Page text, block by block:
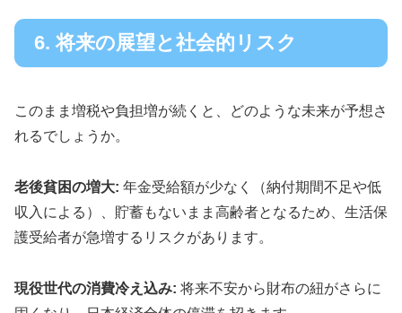
6. 将来の展望と社会的リスク
このまま増税や負担増が続くと、どのような未来が予想さ
れるでしょうか。
老後貧困の増大: 年金受給額が少なく（納付期間不足や低
収入による）、貯蓄もないまま高齢者となるため、生活保
護受給者が急増するリスクがあります。
現役世代の消費冷え込み: 将来不安から財布の紐がさらに